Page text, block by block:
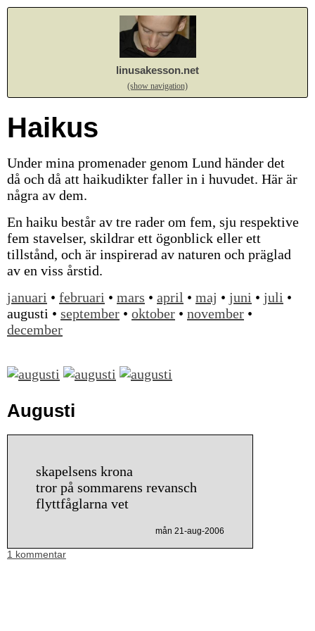
linusakesson.net
(show navigation)
Haikus
Under mina promenader genom Lund händer det
då och då att haikudikter faller in i huvudet. Här är
några av dem.
En haiku består av tre rader om fem, sju respektive
fem stavelser, skildrar ett ögonblick eller ett
tillstånd, och är inspirerad av naturen och präglad
av en viss årstid.
januari • februari • mars • april • maj • juni • juli •
augusti • september • oktober • november •
december
Augusti
skapelsens krona
tror på sommarens revansch
flyttfåglarna vet
mån 21-aug-2006
1 kommentar